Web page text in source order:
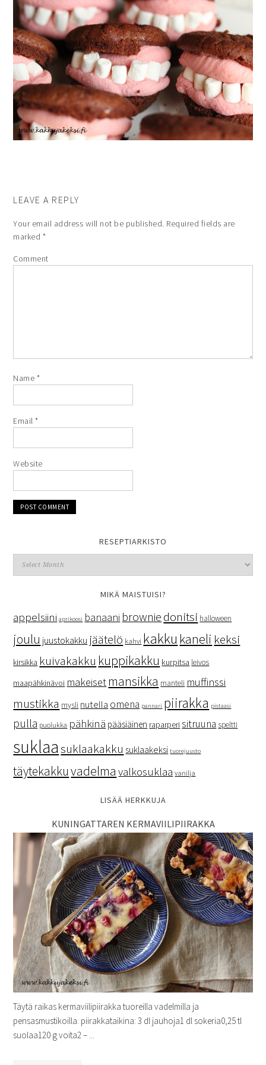
LEAVE A REPLY
Your email address will not be published. Required fields are
marked *
Comment
Name *
Email*
Website
RESEPTIARKISTO
MIKÄ MAISTUISI?
appelsiini aprikoosi banaani brownie donitsi halloween
joulu juustokakku jäätelö kahvi kakku kaneli keksi
kirsikka kuivakakku kuppikakku kurpitsa leivos
maapähkinävoi makeiset mansikka manteli muffinssi
mustikka mysli nutella omena pannari piirakka pistaasi
pulla puolukka pähkinä pääsiäinen raparperi sitruuna speltti
suklaa suklaakakku suklaakeksi tuorejuusto
täytekakkuvadelma valkosuklaa vanilja
LISÄÄ HERKKUJA
KUNINGATTAREN KERMAVIILIPIIRAKKA
Täytä raikas kermaviilipiirakka tuoreilla vadelmilla ja
pensasmustikoilla. piirakkataikina: 3 dl jauhoja1 dl sokeria0,25 tl
suolaa120 g voita2 – ...